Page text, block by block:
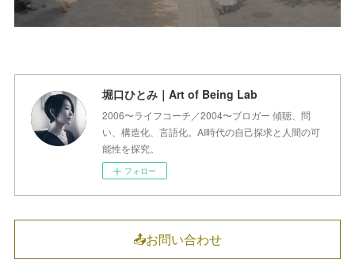
堀口ひとみ｜Art of Being Lab
2006〜ライフコーチ／2004〜ブロガー 傾聴、問
い、構造化、言語化。AI時代の自己探求と人間の可
能性を探究。
フォロー
📤お問い合わせ